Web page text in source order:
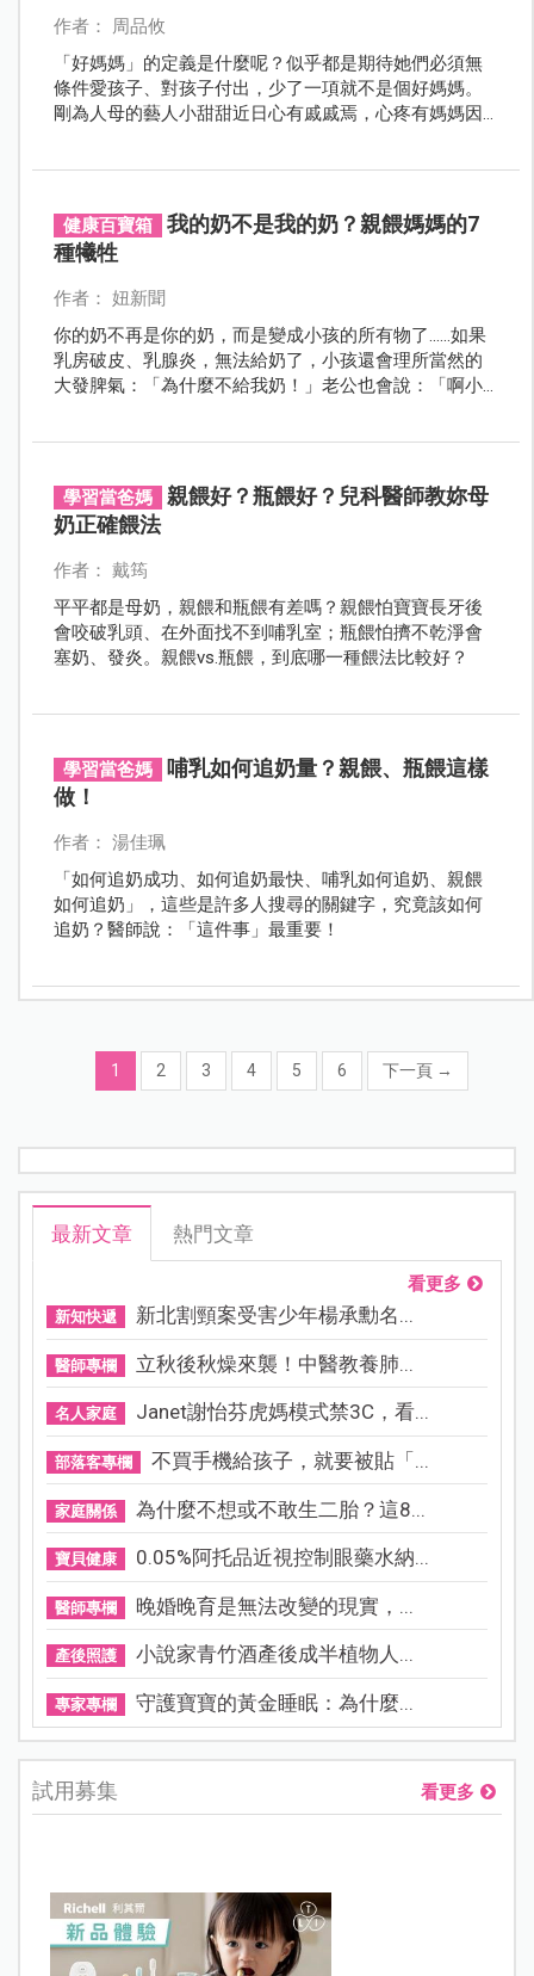
作者： 周品攸
「好媽媽」的定義是什麼呢？似乎都是期待她們必須無
條件愛孩子、對孩子付出，少了一項就不是個好媽媽。
剛為人母的藝人小甜甜近日心有戚戚焉，心疼有媽媽因
健康百寶箱
我的奶不是我的奶？親餵媽媽的7
種犧牲
作者： 妞新聞
你的奶不再是你的奶，而是變成小孩的所有物了......如果
乳房破皮、乳腺炎，無法給奶了，小孩還會理所當然的
大發脾氣：「為什麼不給我奶！」老公也會說：「啊小
學習當爸媽
親餵好？瓶餵好？兒科醫師教妳母
奶正確餵法
作者： 戴筠
平平都是母奶，親餵和瓶餵有差嗎？親餵怕寶寶長牙後
會咬破乳頭、在外面找不到哺乳室；瓶餵怕擠不乾淨會
塞奶、發炎。親餵vs.瓶餵，到底哪一種餵法比較好？
學習當爸媽
哺乳如何追奶量？親餵、瓶餵這樣
做！
作者： 湯佳珮
「如何追奶成功、如何追奶最快、哺乳如何追奶、親餵
如何追奶」，這些是許多人搜尋的關鍵字，究竟該如何
追奶？醫師說：「這件事」最重要！
1 2 3 4 5 6 下一頁 →
最新文章 熱門文章
看更多
新知快遞 新北割頸案受害少年楊承勳名...
醫師專欄 立秋後秋燥來襲！中醫教養肺...
名人家庭 Janet謝怡芬虎媽模式禁3C，看...
部落客專欄 不買手機給孩子，就要被貼「...
家庭關係 為什麼不想或不敢生二胎？這8...
寶貝健康 0.05%阿托品近視控制眼藥水納...
醫師專欄 晚婚晚育是無法改變的現實，...
產後照護 小說家青竹酒產後成半植物人...
專家專欄 守護寶寶的黃金睡眠：為什麼...
試用募集 看更多